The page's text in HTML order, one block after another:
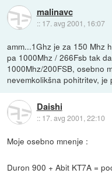
malinavc
:: 17. avg 2001, 16:07
amm...1Ghz je za 150 Mhz
pa 1000Mhz / 266Fsb tak
1000Mhz/200FSB, osebno
nevemkolikšna pohitritev, je
Daishi
:: 17. avg 2001, 22:10
Moje osebno mnenje :
Duron 900 + Abit KT7A =